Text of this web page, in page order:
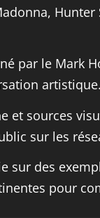
par le Mark
artistique.
et sources
sur les
sur des
pour